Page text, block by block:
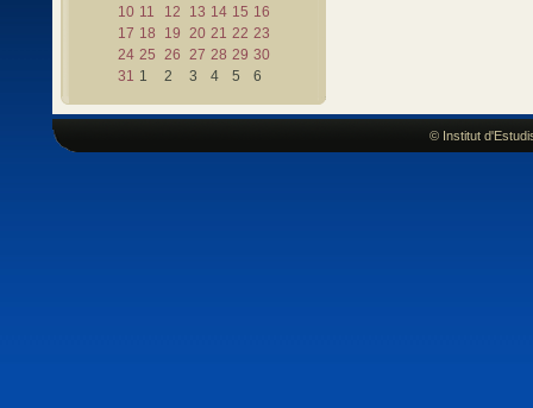
10 11 12 13 14 15 16
17 18 19 20 21 22 23
24 25 26 27 28 29 30
31 1 2 3 4 5 6
© Institut